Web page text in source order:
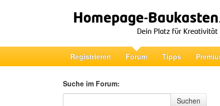
Registrieren Forum Tipps
Suche im Forum:
Suche im Forum
Suchen